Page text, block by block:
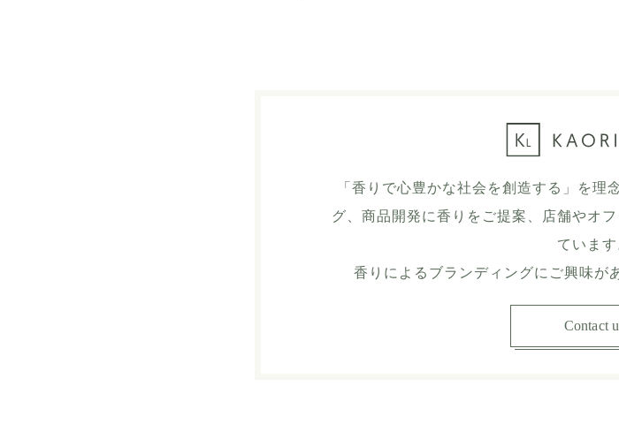
「香りで心豊かな社会を創造する」を理
グ、商品開発に香りをご提案、店舗やオ
ています
香りによるブランディングにご興味が
Contact